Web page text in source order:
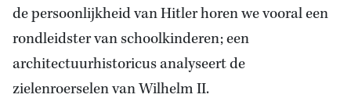
de persoonlijkheid van Hitlerhoren we vooral een
rondleidster van schoolkinderen; een
architectuurhistoricus analyseertde
zielenroerselen van WilhelmII.